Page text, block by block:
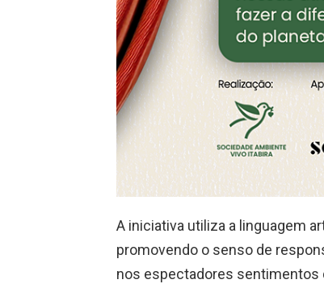
A iniciativa utiliza a linguagem
promovendo o senso de
nos espectadores sentimentos